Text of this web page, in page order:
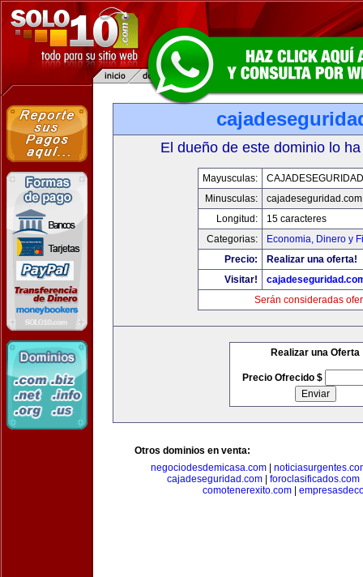
El dueño de este dominio lo
Mayusculas:
Minusculas:
cajadeseguridad.com
Longitud:
15 caracteres
Categorias:
Economia, Dinero y
Precio:
Realizar una oferta!
Visitar!
Serán consideradas
Realizar una Oferta
Precio Ofrecido $
Otros dominios en venta:
negociodesdemicasa.com
cajadeseguridad.com
foroclasificados.com
comotenerexito.com|